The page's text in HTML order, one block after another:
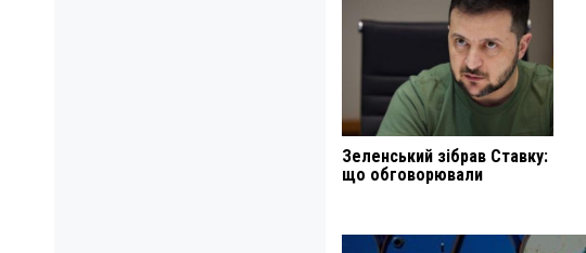
Зеленський зібрав Ставку:
що обговорювали